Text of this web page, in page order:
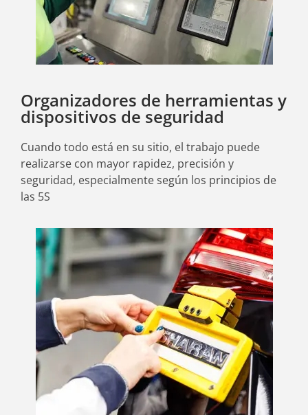
Organizadores de herramientas y
dispositivos de seguridad
Cuando todo está en su sitio, el trabajo puede
realizarse con mayor rapidez, precisión y
seguridad, especialmente según los principios de
las 5S